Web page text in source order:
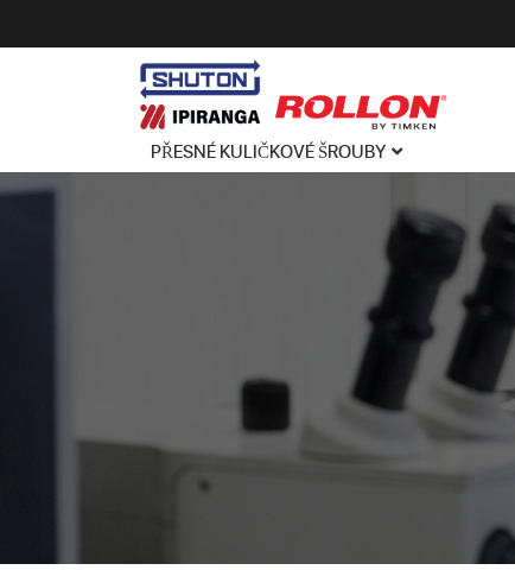
PŘESNÉ KULIČKOVÉ ŠROUBY